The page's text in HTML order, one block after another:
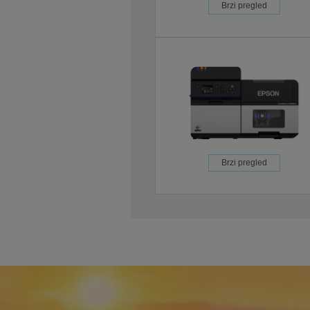
Brzi pregled
Brzi pregled